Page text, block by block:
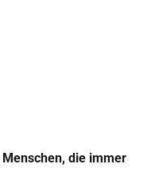
die immer